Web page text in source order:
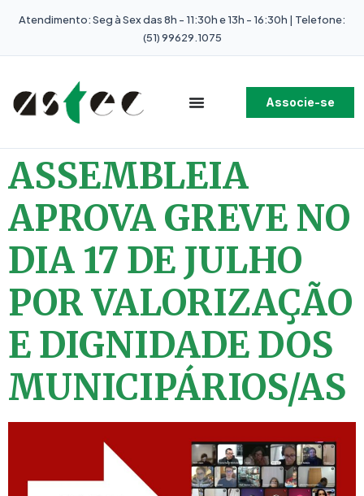
Atendimento: Seg à Sex das 8h - 11:30h e 13h - 16:30h | Telefone:
(51) 99629.1075
Associe-se
ASSEMBLEIA
APROVA GREVE NO
DIA 17 DE JULHO
POR VALORIZAÇÃO
E DIGNIDADE DOS
MUNICIPÁRIOS/AS